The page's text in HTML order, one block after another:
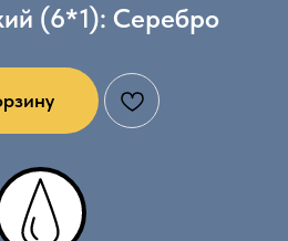
(6*1): Серебро